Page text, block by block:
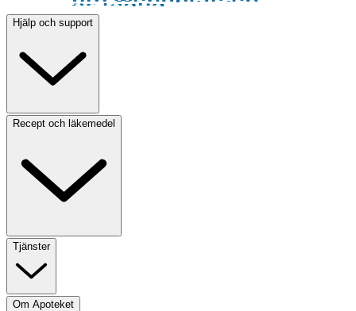
Hjälp och support
Recept och läkemedel
Tjänster
Om Apoteket